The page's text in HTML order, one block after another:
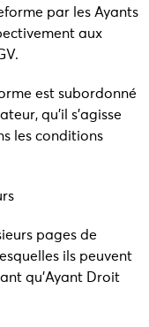
par les Ayants
aux
est subordonné
qu’il s’agisse
les conditions
pages de
ils peuvent
qu’Ayant Droit